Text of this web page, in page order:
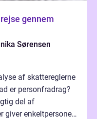
gennem
Sørensen
af skattereglerne
er personfradrag?
del af
giver enkeltpersoner